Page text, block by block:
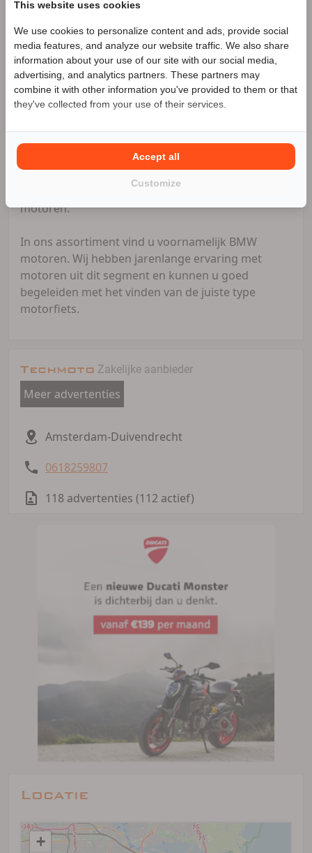
1114AJ, Amsterdam-Duivendrecht
BTW-nummer: NL002322859B73
KVK-nummer: 61155721
Techmoto is een jong en dynamisch bedrijf dat de
focus legt op kwalitatief hoogwaardige motoren.
Alle motoren die wij aanbieden hebben geen
tellerstanden. De motoren worden door een
strenge inkoopprocedure volledig gecheckt op
juistheid en daar nemen wij ruim de tijd voor.
Techmoto geeft altijd 3 maanden garantie op alle
motoren.
In ons assortiment vind u voornamelijk BMW
motoren. Wij hebben jarenlange ervaring met
motoren uit dit segment en kunnen u goed
begeleiden met het vinden van de juiste type
motorfiets.
Techmoto Zakelijke aanbieder
Meer advertenties
Amsterdam-Duivendrecht
0618259807
118 advertenties (112 actief)
Locatie
+
Speciale Motor2go prijs
Benieuwd naar de speciale Motor2go prijs? Bel
0618259807
This website uses cookies
We use cookies to personalize content and ads, provide social
media features, and analyze our website traffic. We also share
information about your use of our site with our social media,
advertising, and analytics partners. These partners may
combine it with other information you've provided to them or that
they've collected from your use of their services.
Customize
Accept all